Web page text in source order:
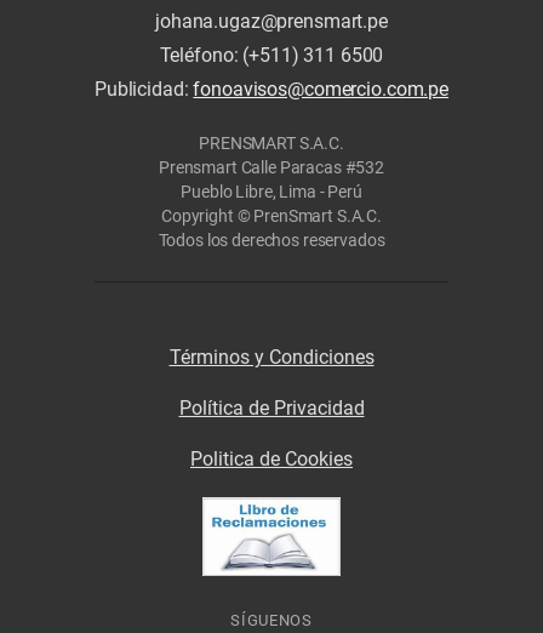
johana.ugaz@prensmart.pe
Teléfono: (+511) 311 6500
Publicidad:fonoavisos@comercio.com.pe
PRENSMART S.A.C.
Prensmart Calle Paracas #532
Pueblo Libre, Lima - Perú
Copyright © PrenSmart S.A.C.
Todos los derechos reservados
Términos y Condiciones
Política de Privacidad
Politica de Cookies
SÍGUENOS